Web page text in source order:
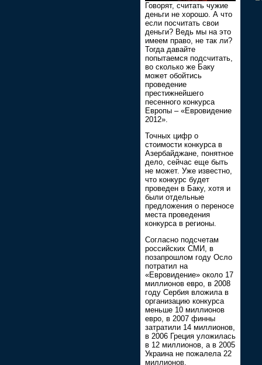
Говорят, считать чужие
деньги не хорошо. А что
если посчитать свои
деньги? Ведь мы на это
имеем право, не так ли?
Тогда давайте
попытаемся подсчитать,
во сколько же Баку
может обойтись
проведение
престижнейшего
песенного конкурса
Европы – «Евровидение
2012».
Точных цифр о
стоимости конкурса в
Азербайджане, понятное
дело, сейчас еще быть
не может. Уже известно,
что конкурс будет
проведен в Баку, хотя и
были отдельные
предложения о переносе
места проведения
конкурса в регионы.
Согласно подсчетам
российских СМИ, в
позапрошлом году Осло
потратил на
«Евровидение» около 17
миллионов евро, в 2008
году Сербия вложила в
организацию конкурса
меньше 10 миллионов
евро, в 2007 финны
затратили 14 миллионов,
в 2006 Греция уложилась
в 12 миллионов, а в 2005
Украина не пожалела 22
миллионов.